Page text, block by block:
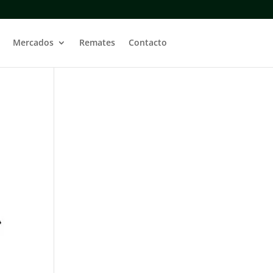
Mercados Remates Contacto